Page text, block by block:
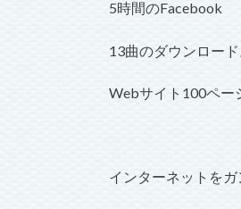
5時間のFacebook
13曲のダウンロード
Webサイト100ペー
インターネットを